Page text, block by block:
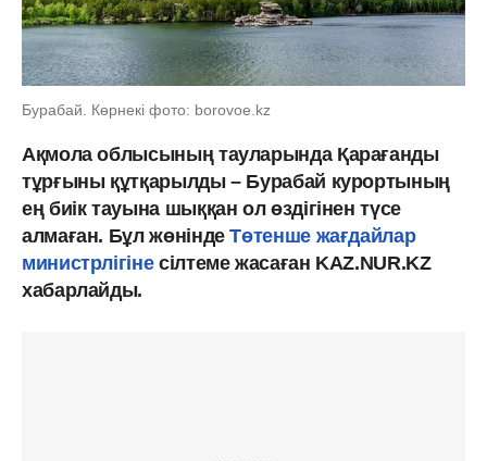
Бурабай. Көрнекі фото: borovoe.kz
Ақмола облысының тауларында Қарағанды
тұрғыны құтқарылды – Бурабай курортының
ең биік тауына шыққан ол өздігінен түсе
алмаған. Бұл жөніндеТөтенше жағдайлар
министрлігінесілтеме жасаған KAZ.NUR.KZ
хабарлайды.